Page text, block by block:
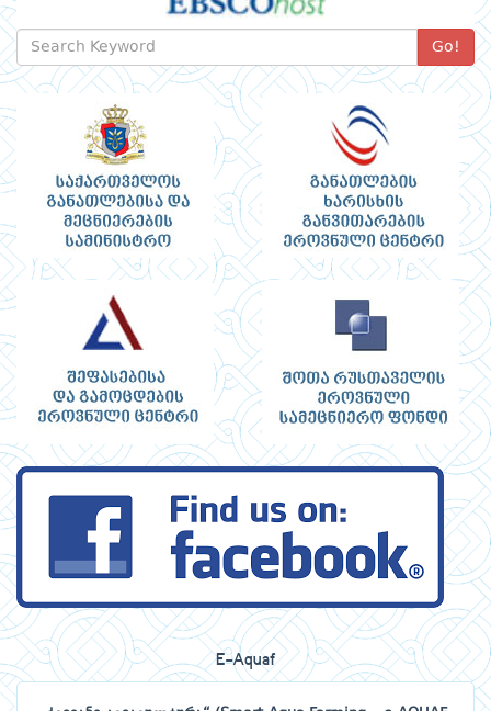
Go!
E-Aquaf